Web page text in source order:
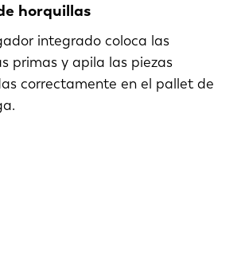
horquillas
integrado coloca las
primas y apila las piezas
correctamente en el pallet de